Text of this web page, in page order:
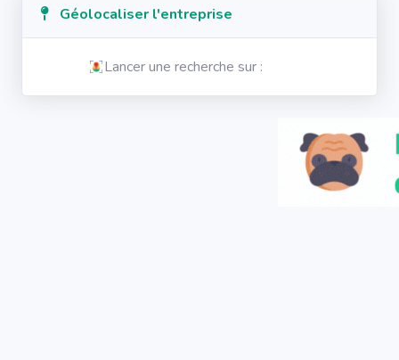
Géolocaliser l'entreprise
Lancer une recherche sur :